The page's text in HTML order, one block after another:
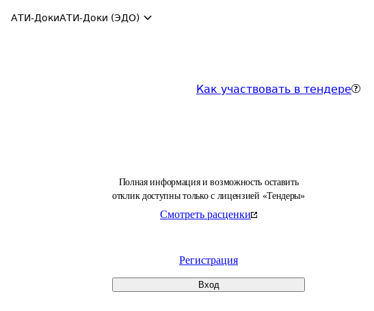
АТИ-ДокиАТИ-Доки (ЭДО)
Как участвовать в тендере
Полная информация и возможность оставить
отклик доступны только с лицензией «Тендеры»
Смотреть расценки
Регистрация
Вход